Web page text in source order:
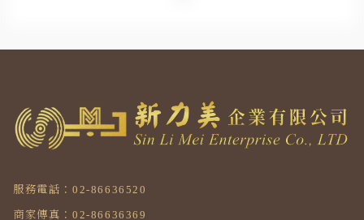
服務電話：02-86636520
商家傳真：02-86636369